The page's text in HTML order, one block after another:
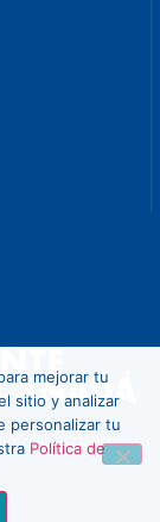
mejorar tu
sitio y analizar
personalizar tu
Política de